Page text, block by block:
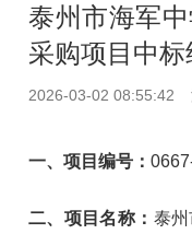
泰州市海军
采购项目中
2026-03-02 08:55:42
一、项目编号：
二、项目名称： 泰